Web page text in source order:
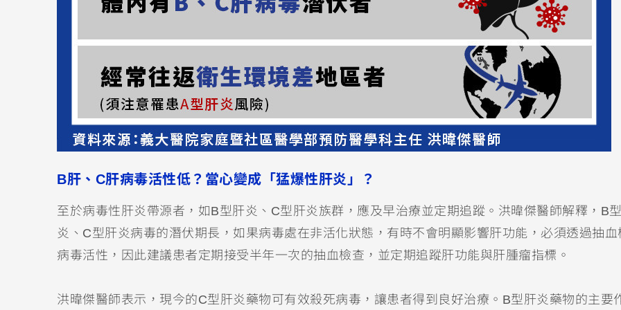
B肝、C肝病毒活性低？當心變成「猛爆性肝炎」？
至於病毒性肝炎帶源者，如B型肝炎、C型肝炎族群，應及早治療並定期追蹤。洪暐傑醫師解釋，B
炎、C型肝炎病毒的潛伏期長，如果病毒處在非活化狀態，有時不會明顯影響肝功能，必須透過抽血
病毒活性，因此建議患者定期接受半年一次的抽血檢查，並定期追蹤肝功能與肝腫瘤指標。
洪暐傑醫師表示，現今的C型肝炎藥物可有效殺死病毒，讓患者得到良好治療。B型肝炎藥物的主要